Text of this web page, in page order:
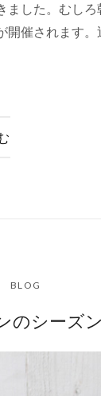
した。むしろ
催されます
BLOG
のシーズ